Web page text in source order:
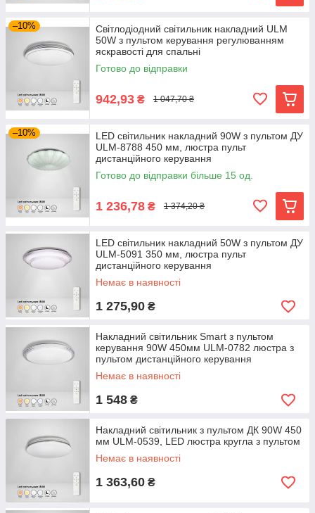
–10%
Світлодіодний світильник накладний ULM
50W з пультом керування регулюванням
яскравості для спальні
Готово до відправки
942,93 ₴ 1 047,70 ₴
–10%
LED світильник накладний 90W з пультом ДУ
ULM-8788 450 мм, люстра пульт
дистанційного керування
Готово до відправки більше 15 од.
1 236,78 ₴ 1 374,20 ₴
LED світильник накладний 50W з пультом ДУ
ULM-5091 350 мм, люстра пульт
дистанційного керування
Немає в наявності
1 275,90 ₴
Накладний світильник Smart з пультом
керування 90W 450мм ULM-0782 люстра з
пультом дистанційного керування
Немає в наявності
1 548 ₴
Накладний світильник з пультом ДК 90W 450
мм ULM-0539, LED люстра кругла з пультом
Немає в наявності
1 363,60 ₴